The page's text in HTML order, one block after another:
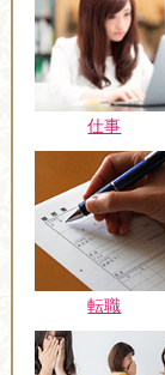
仕事
転職